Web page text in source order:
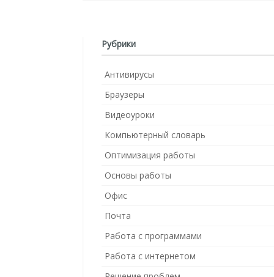
Рубрики
Антивирусы
Браузеры
Видеоуроки
Компьютерный словарь
Оптимизация работы
Основы работы
Офис
Почта
Работа с программами
Работа с интернетом